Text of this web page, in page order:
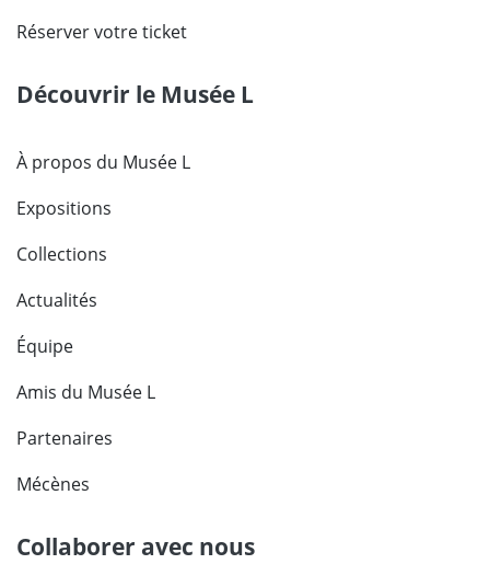
Réserver votre ticket
Découvrir le Musée L
À propos du Musée L
Expositions
Collections
Actualités
Équipe
Amis du Musée L
Partenaires
Mécènes
Collaborer avec nous